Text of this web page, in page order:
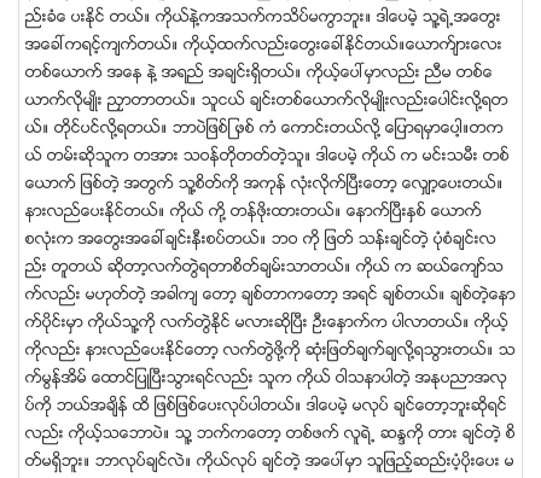
ည္းခံေ ပးႏိုင္ တယ္။ ကိုယ္နဲ႔ကအသက္ကသိပ္မကြာဘူး။ ဒါေပမဲ့ သူ႔ရဲ႕အေတြး
အေခၚကရင့္က်က္တယ္။ ကိုယ့္ထက္လည္းေတြးေခၚႏိုင္တယ္။ေယာက္်ားေလး
တစ္ေယာက္ အေန နဲ႔ အရည္ အခ်င္းရွိတယ္။ ကိုယ့္ေပၚမွာလည္း ညီမ တစ္ေ
ယာက္လိုမ်ဳိး ညႇာတာတယ္။ သူငယ္ ခ်င္းတစ္ေယာက္လိုမ်ဳိးလည္းေပါင္းလို႔ရတ
ယ္။ တုိင္ပင္လို႔ရတယ္။ ဘာပဲျဖစ္ျ ဖစ္ ကံ ေကာင္းတယ္လို႔ ေျပာရမွာေပါ့။တက
ယ္ တမ္းဆိုသူက တအား သဝန္တိုတတ္တဲ့သူ။ ဒါေပမဲ့ ကိုယ္ က မင္းသမီး တစ္
ေယာက္ ျဖစ္တဲ့ အတြက္ သူ႔စိတ္ကို အကုန္ လုံးလိုက္ၿပီးေတာ့ ေလွ်ာ့ေပးတယ္။
နားလည္ေပးႏိုင္တယ္။ ကိုယ္ ကို႔ တန္ဖိုးထားတယ္။ ေနာက္ၿပီးႏွစ္ ေယာက္
စလုံးက အေတြးအေခၚခ်င္းနီးစပ္တယ္။ ဘဝ ကို ျဖတ္ သန္းခ်င္တဲ့ ပုံစံခ်င္းလ
ည္း တူတယ္ ဆိုတာ့လက္တြဲရတာစိတ္ခ်မ္းသာတယ္။ ကိုယ္ က ဆယ္ေက်ာ္သ
က္လည္း မဟုတ္တဲ့ အခါက် ေတာ့ ခ်စ္တာကေတာ့ အရင္ ခ်စ္တယ္။ ခ်စ္တဲ့ေနာ
က္ပိုင္းမွာ ကိုယ္သူ႔ကို လက္တြဲႏိုင္ မလားဆိုၿပီး ဦးေႏွာက္က ပါလာတယ္။ ကိုယ့္
ကိုလည္း နားလည္ေပးႏိုင္ေတာ့ လက္တြဲဖို႔ကို ဆုံးျဖတ္ခ်က္ခ်လို႔ရသြားတယ္။ သ
က္မြန္အိမ္ ေထာင္ျပဳၿပီးသြားရင္လည္း သူက ကိုယ္ ဝါသနာပါတဲ့ အႏုပညာအလု
ပ္ကို ဘယ္အခ်ိန္ ထိ ျဖစ္ျဖစ္ေပးလုပ္ပါတယ္။ ဒါေပမဲ့ မလုပ္ ခ်င္ေတာ့ဘူးဆိုရင္
လည္း ကိုယ့္သေဘာပဲ။ သူ႔ ဘက္ကေတာ့ တစ္ဖက္ လူရဲ႕ ဆႏၵကို တား ခ်င္တဲ့ စိ
တ္မရွိဘူး။ ဘာလုပ္ခ်င္လဲ။ ကိုယ္လုပ္ ခ်င္တဲ့ အေပၚမွာ သူျဖည့္ဆည္းပံ့ပိုးေပး မ